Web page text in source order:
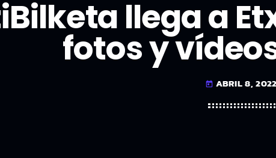
llega a
fotos y
today ABRIL 8, 2022